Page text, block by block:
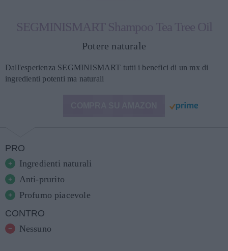
SEGMINISMART Shampoo Tea Tree Oil
Potere naturale
Dall'esperienza SEGMINISMART tutti i benefici di un mx di
ingredienti potenti ma naturali
PRO
Ingredienti naturali
Anti-prurito
Profumo piacevole
CONTRO
Nessuno